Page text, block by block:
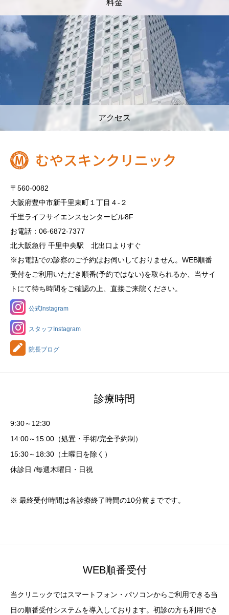
料金
アクセス
〒560-0082
大阪府豊中市新千里東町１丁目４‐２
千里ライフサイエンスセンタービル8F
お電話：06-6872-7377
北大阪急行 千里中央駅 北出口よりすぐ
※お電話での診察のご予約はお伺いしておりません。WEB順番
受付をご利用いただき順番(予約ではない)を取られるか、当サイ
トにて待ち時間をご確認の上、直接ご来院ください。
公式Instagram
スタッフInstagram
院長ブログ
診療時間
9:30～12:30
14:00～15:00（処置・手術/完全予約制）
15:30～18:30（土曜日を除く）
休診日 /毎週木曜日・日祝
※ 最終受付時間は各診療終了時間の10分前までです。
WEB順番受付
当クリニックではスマートフォン・パソコンからご利用できる当
日の順番受付システムを導入しております。初診の方も利用でき